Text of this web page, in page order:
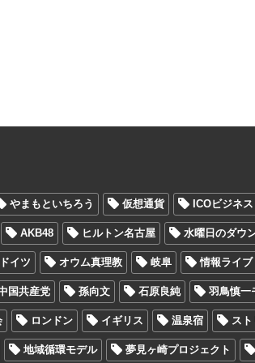
やまもといちろう 仮想通貨 ICOビジネス
AKB48 ヒルトン名古屋 水曜日のダウ
ドイツ オウム真理教 岐阜 情報ライ
国共産党 孫向文 石原良純 羽鳥慎一
ロンドン イギリス 温泉宿 ス
地域循環モデル 夢見ヶ崎プロジェクト